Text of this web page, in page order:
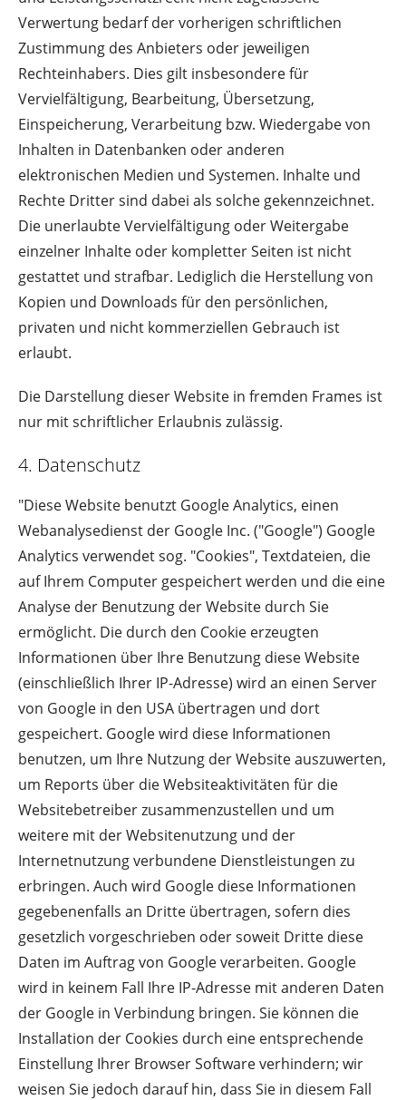
Verwertung bedarf der vorherigen schriftlichen
Zustimmung des Anbieters oder jeweiligen
Rechteinhabers. Dies gilt insbesondere für
Vervielfältigung, Bearbeitung, Übersetzung,
Einspeicherung, Verarbeitung bzw. Wiedergabe von
Inhalten in Datenbanken oder anderen
elektronischen Medien und Systemen. Inhalte und
Rechte Dritter sind dabei als solche gekennzeichnet.
Die unerlaubte Vervielfältigung oder Weitergabe
einzelner Inhalte oder kompletter Seiten ist nicht
gestattet und strafbar. Lediglich die Herstellung von
Kopien und Downloads für den persönlichen,
privaten und nicht kommerziellen Gebrauch ist
erlaubt.
Die Darstellung dieser Website in fremden Frames ist
nur mit schriftlicher Erlaubnis zulässig.
4. Datenschutz
"Diese Website benutzt Google Analytics, einen
Webanalysedienst der Google Inc. ("Google") Google
Analytics verwendet sog. "Cookies", Textdateien, die
auf Ihrem Computer gespeichert werden und die eine
Analyse der Benutzung der Website durch Sie
ermöglicht. Die durch den Cookie erzeugten
Informationen über Ihre Benutzung diese Website
(einschließlich Ihrer IP-Adresse) wird an einen Server
von Google in den USA übertragen und dort
gespeichert. Google wird diese Informationen
benutzen, um Ihre Nutzung der Website auszuwerten,
um Reports über die Websiteaktivitäten für die
Websitebetreiber zusammenzustellen und um
weitere mit der Websitenutzung und der
Internetnutzung verbundene Dienstleistungen zu
erbringen. Auch wird Google diese Informationen
gegebenenfalls an Dritte übertragen, sofern dies
gesetzlich vorgeschrieben oder soweit Dritte diese
Daten im Auftrag von Google verarbeiten. Google
wird in keinem Fall Ihre IP-Adresse mit anderen Daten
der Google in Verbindung bringen. Sie können die
Installation der Cookies durch eine entsprechende
Einstellung Ihrer Browser Software verhindern; wir
weisen Sie jedoch darauf hin, dass Sie in diesem Fall